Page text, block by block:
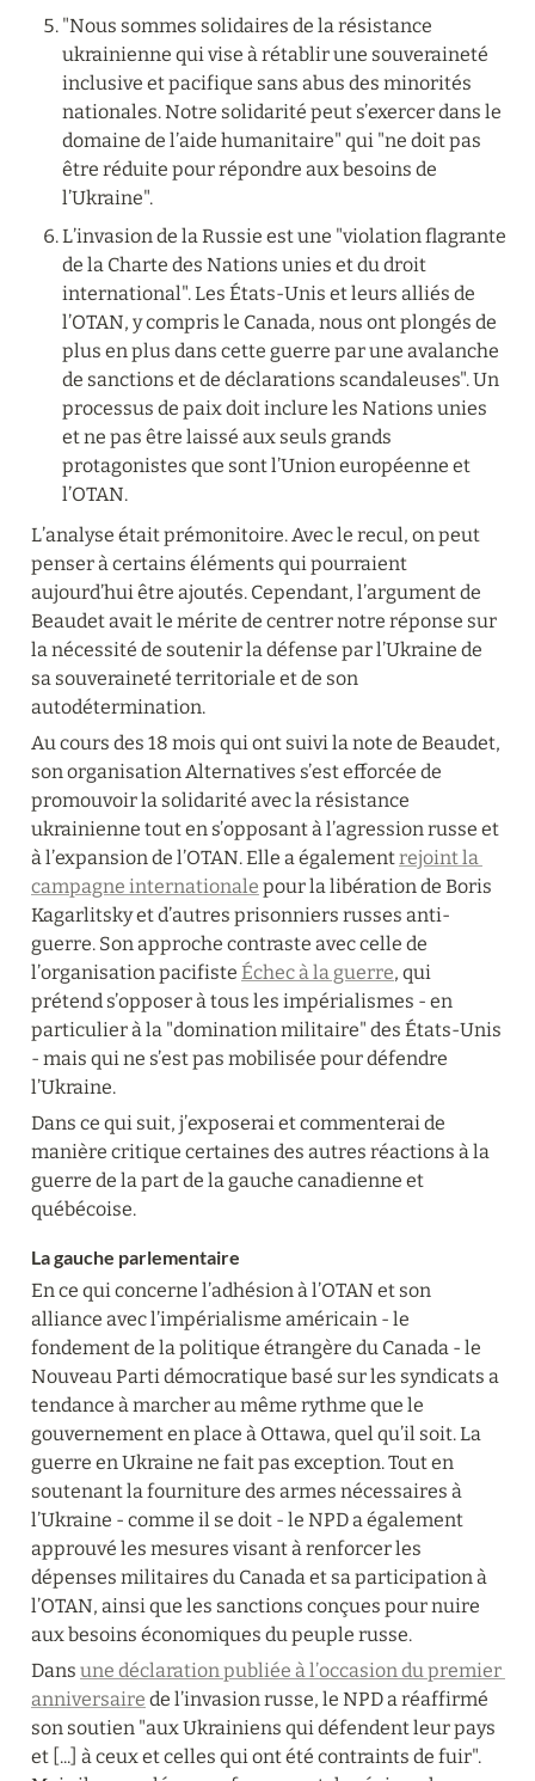
"Nous sommes solidaires de la résistance
ukrainienne qui vise à rétablir une souveraineté
inclusive et pacifique sans abus des minorités
nationales. Notre solidarité peut s’exercer dans le
domaine de l’aide humanitaire" qui "ne doit pas
être réduite pour répondre aux besoins de
l’Ukraine".
L’invasion de la Russie est une "violation flagrante
de la Charte des Nations unies et du droit
international". Les États-Unis et leurs alliés de
l’OTAN, y compris le Canada, nous ont plongés de
plus en plus dans cette guerre par une avalanche
de sanctions et de déclarations scandaleuses". Un
processus de paix doit inclure les Nations unies
et ne pas être laissé aux seuls grands
protagonistes que sont l’Union européenne et
l’OTAN.
L’analyse était prémonitoire. Avec le recul, on peut
penser à certains éléments qui pourraient
aujourd’hui être ajoutés. Cependant, l’argument de
Beaudet avait le mérite de centrer notre réponse sur
la nécessité de soutenir la défense par l’Ukraine de
sa souveraineté territoriale et de son
autodétermination.
Au cours des 18 mois qui ont suivi la note de Beaudet,
son organisation Alternatives s’est efforcée de
promouvoir la solidarité avec la résistance
ukrainienne tout en s’opposant à l’agression russe et
à l’expansion de l’OTAN. Elle a également rejoint la
campagne internationale pour la libération de Boris
Kagarlitsky et d’autres prisonniers russes anti-
guerre. Son approche contraste avec celle de
l’organisation pacifiste Échec à la guerre, qui
prétend s’opposer à tous les impérialismes - en
particulier à la "domination militaire" des États-Unis
- mais qui ne s’est pas mobilisée pour défendre
l’Ukraine.
Dans ce qui suit, j’exposerai et commenterai de
manière critique certaines des autres réactions à la
guerre de la part de la gauche canadienne et
québécoise.
La gauche parlementaire
En ce qui concerne l’adhésion à l’OTAN et son
alliance avec l’impérialisme américain - le
fondement de la politique étrangère du Canada - le
Nouveau Parti démocratique basé sur les syndicats a
tendance à marcher au même rythme que le
gouvernement en place à Ottawa, quel qu’il soit. La
guerre en Ukraine ne fait pas exception. Tout en
soutenant la fourniture des armes nécessaires à
l’Ukraine - comme il se doit - le NPD a également
approuvé les mesures visant à renforcer les
dépenses militaires du Canada et sa participation à
l’OTAN, ainsi que les sanctions conçues pour nuire
aux besoins économiques du peuple russe.
Dans une déclaration publiée à l’occasion du premier
anniversaire de l’invasion russe, le NPD a réaffirmé
son soutien "aux Ukrainiens qui défendent leur pays
et [...] à ceux et celles qui ont été contraints de fuir".